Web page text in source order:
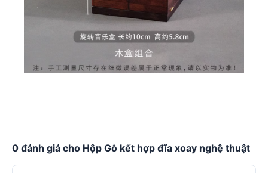
0 đánh giá cho Hộp Gỗ kết hợp đĩa xoay nghệ thuật